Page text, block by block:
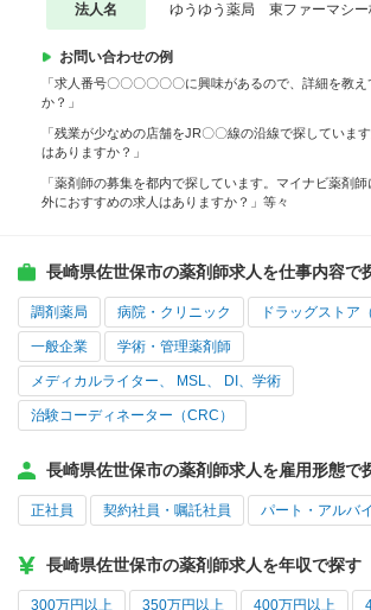
法人名 ゆうゆう薬局 東ファーマシー
お問い合わせの例
「求人番号〇〇〇〇〇〇に興味があるので、詳細を教
か？」
「残業が少なめの店舗をJR〇〇線の沿線で探していま
はありますか？」
「薬剤師の募集を都内で探しています。マイナビ薬剤
外におすすめの求人はありますか？」等々
長崎県佐世保市の薬剤師求人を仕事内容で
調剤薬局 病院・クリニック ドラッグストア
一般企業 学術・管理薬剤師
メディカルライター、 MSL、 DI、学術
治験コーディネーター（CRC）
長崎県佐世保市の薬剤師求人を雇用形態で
正社員 契約社員・嘱託社員 パート・アルバ
長崎県佐世保市の薬剤師求人を年収で探す
300万円以上 350万円以上 400万円以上